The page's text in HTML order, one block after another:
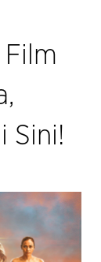
Sini!